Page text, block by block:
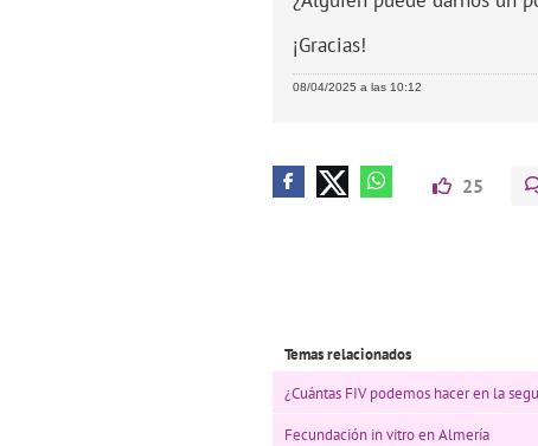
¡Gracias!
08/04/2025 a las 10:12
25
Temas relacionados
¿Cuántas FIV podemos hacer en la
Fecundación in vitro en Almería